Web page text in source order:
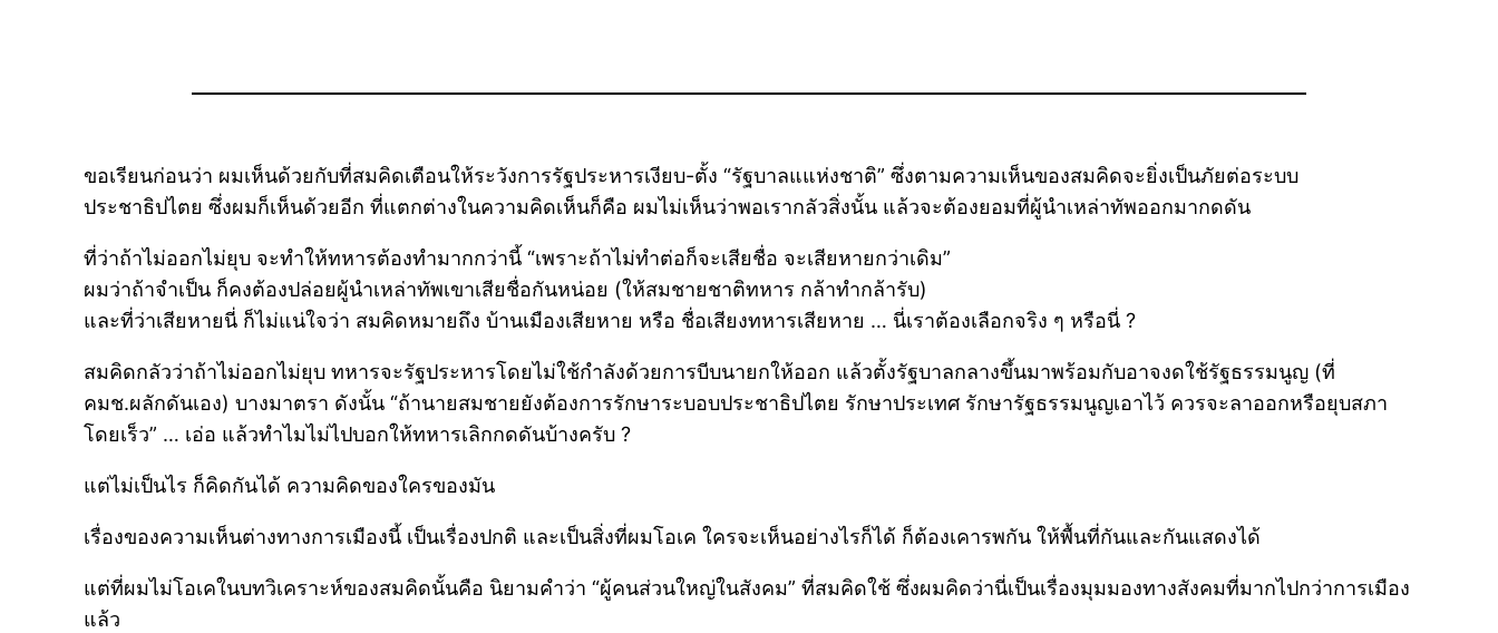
ขอเรียนก่อนว่า ผมเห็นด้วยกับที่สมคิดเตือนให้ระวังการรัฐประหารเงียบ-ตั้ง “รัฐบาลแแห่งชาติ” ซึ่งตามความเห็นของสมคิดจะยิ่งเป็นภัยต่อระบบ
ประชาธิปไตย ซึ่งผมก็เห็นด้วยอีก ที่แตกต่างในความคิดเห็นก็คือ ผมไม่เห็นว่าพอเรากลัวสิ่งนั้น แล้วจะต้องยอมที่ผู้นำเหล่าทัพออกมากดดัน
ที่ว่าถ้าไม่ออกไม่ยุบ จะทำให้ทหารต้องทำมากกว่านี้ “เพราะถ้าไม่ทำต่อก็จะเสียชื่อ จะเสียหายกว่าเดิม”
ผมว่าถ้าจำเป็น ก็คงต้องปล่อยผู้นำเหล่าทัพเขาเสียชื่อกันหน่อย (ให้สมชายชาติทหาร กล้าทำกล้ารับ)
และที่ว่าเสียหายนี่ ก็ไม่แน่ใจว่า สมคิดหมายถึง บ้านเมืองเสียหาย หรือ ชื่อเสียงทหารเสียหาย … นี่เราต้องเลือกจริง ๆ หรือนี่ ?
สมคิดกลัวว่าถ้าไม่ออกไม่ยุบ ทหารจะรัฐประหารโดยไม่ใช้กำลังด้วยการบีบนายกให้ออก แล้วตั้งรัฐบาลกลางขึ้นมาพร้อมกับอาจงดใช้รัฐธรรมนูญ (ที่
คมช.ผลักดันเอง) บางมาตรา ดังนั้น “ถ้านายสมชายยังต้องการรักษาระบอบประชาธิปไตย รักษาประเทศ รักษารัฐธรรมนูญเอาไว้ ควรจะลาออกหรือยุบสภา
โดยเร็ว” … เอ่อ แล้วทำไมไม่ไปบอกให้ทหารเลิกกดดันบ้างครับ ?
แต่ไม่เป็นไร ก็คิดกันได้ ความคิดของใครของมัน
เรื่องของความเห็นต่างทางการเมืองนี้ เป็นเรื่องปกติ และเป็นสิ่งที่ผมโอเค ใครจะเห็นอย่างไรก็ได้ ก็ต้องเคารพกัน ให้พื้นที่กันและกันแสดงได้
แต่ที่ผมไม่โอเคในบทวิเคราะห์ของสมคิดนั้นคือ นิยามคำว่า “ผู้คนส่วนใหญ่ในสังคม” ที่สมคิดใช้ ซึ่งผมคิดว่านี่เป็นเรื่องมุมมองทางสังคมที่มากไปกว่าการเมือง
แล้ว